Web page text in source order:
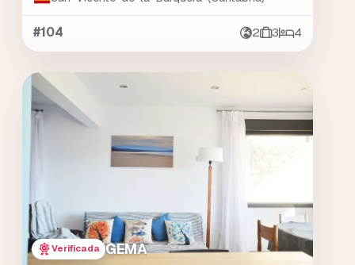
#104 2 3 4
Verificada GEMA